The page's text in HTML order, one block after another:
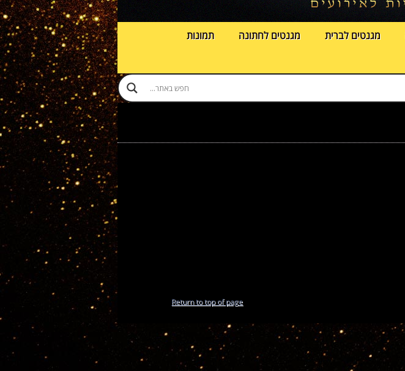
מגנטים לברית מגנטים לחתונה
תמונות
Return to top of page